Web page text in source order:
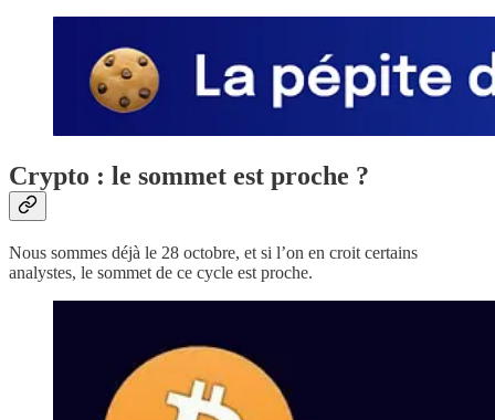
Crypto : le sommet est proche ?
Nous sommes déjà le 28 octobre, et si l’on en croit certains
analystes, le sommet de ce cycle est proche.